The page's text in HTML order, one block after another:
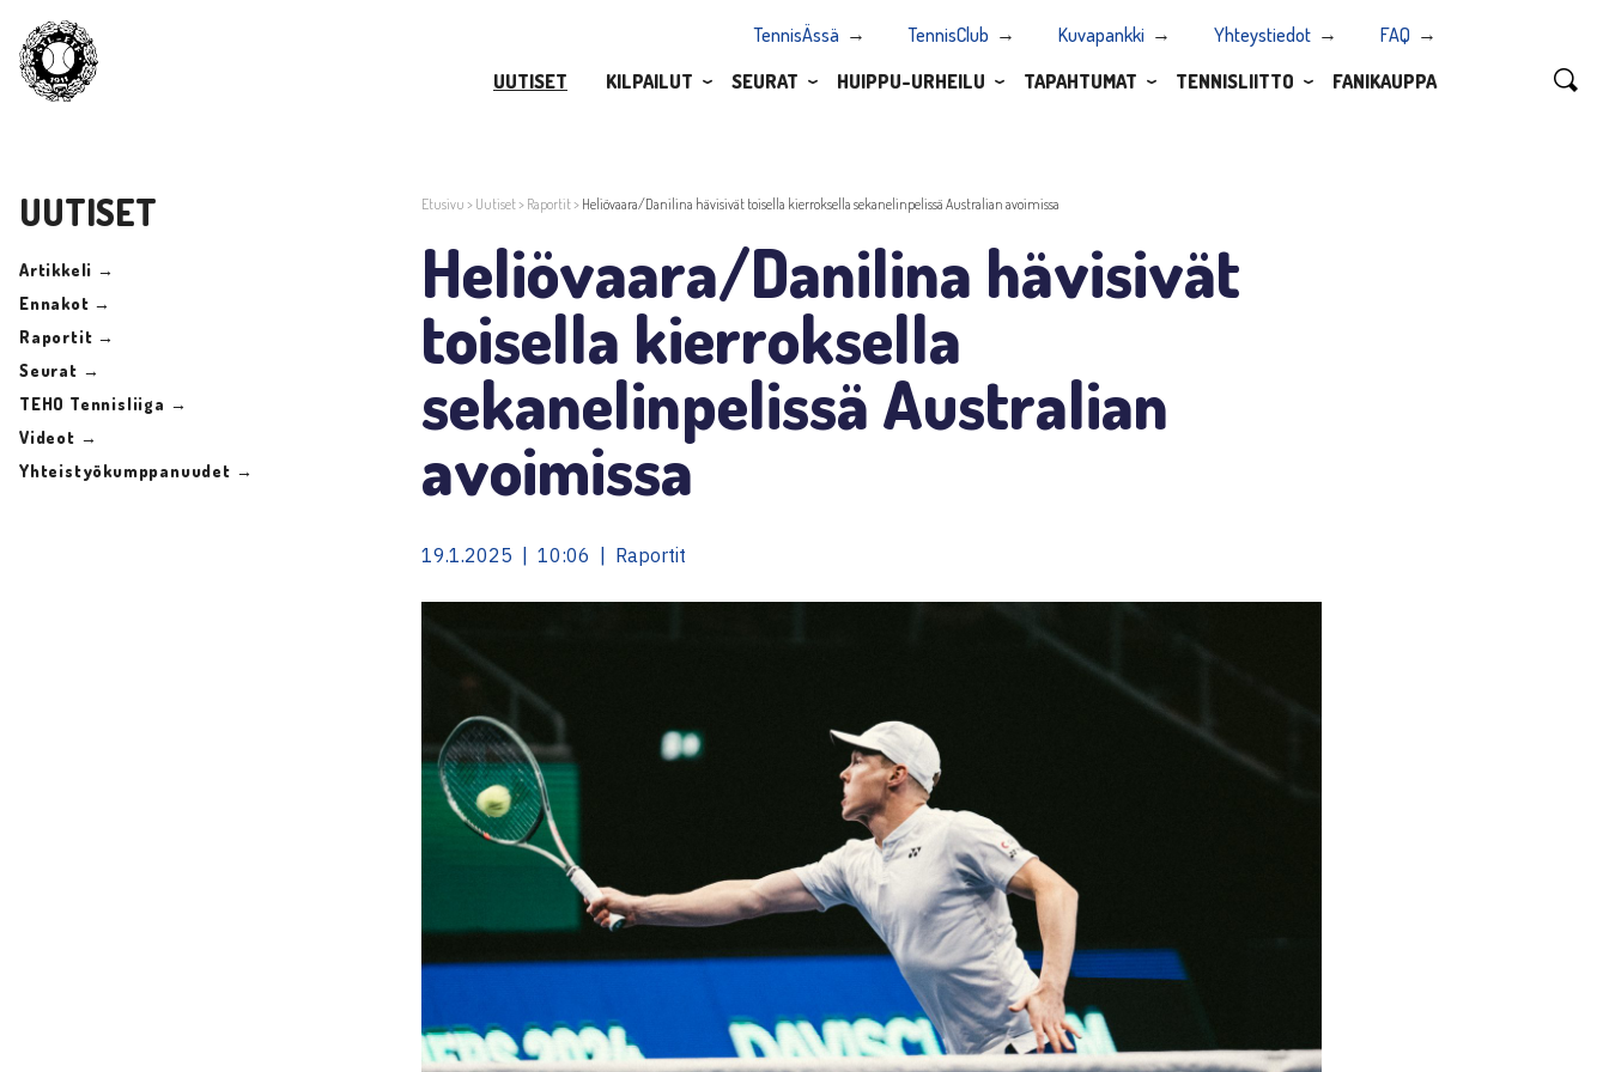
TennisÄssä TennisClub Kuvapankki Yhteystiedot
FAQ
UUTISET
KILPAILUT SEURAT HUIPPU-URHEILU TAPAHTUMAT TENNISLIITTO FANIKAUPPA
UUTISET
Artikkeli →
Ennakot →
Raportit →
Seurat →
TEHO Tennisliiga →
Videot →
Yhteistyökumppanuudet →
Etusivu > Uutiset> Raportit> Heliövaara/Danilina hävisivät toisella kierroksella sekanelinpelissä Australian avoimissa
Heliövaara/Danilina hävisivät
toisella kierroksella
sekanelinpelissä Australian
avoimissa
19.1.2025 | 10:06 | Raportit